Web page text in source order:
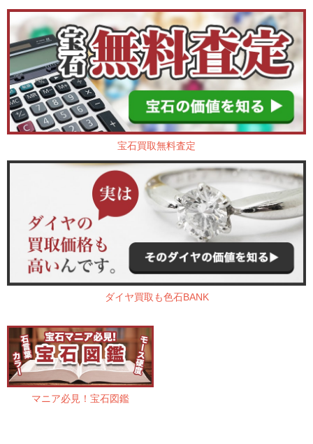
宝石買取無料査定
ダイヤ買取も色石BANK
マニア必見！宝石図鑑